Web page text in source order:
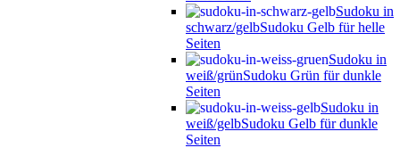
Sudoku in
schwarz/gelbSudoku Gelb für helle
Seiten
Sudoku in
weiß/grünSudoku Grün für dunkle
Seiten
Sudoku in
weiß/gelbSudoku Gelb für dunkle
Seiten